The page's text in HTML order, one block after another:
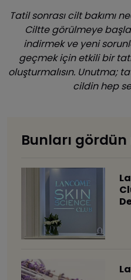
Tatil sonrası cilt bakımı
Ciltte görülmeye
indirmek ve yeni
geçmek için etkili bir
oluşturmalısın. Unutma;
cildin hep
Bunları